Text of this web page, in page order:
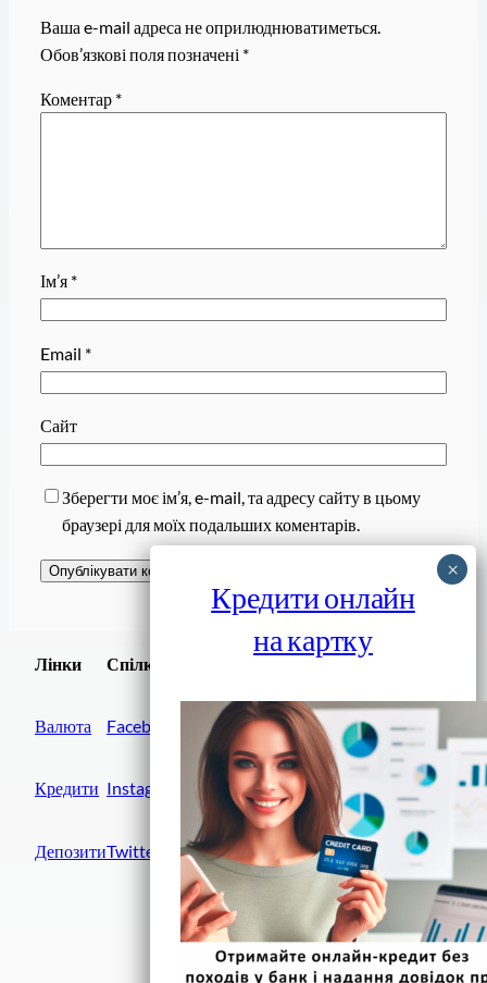
Ваша e-mail адреса не оприлюднюватиметься.
Обов’язкові поля позначені *
Коментар *
Ім’я *
Email *
Сайт
Зберегти моє ім’я, e-mail, та адресу сайту в цьому
браузері для моїх подальших коментарів.
Лінки
Валюта
Кредити
Депозити
Спілки
Facebook
Instagram
Twitter
Завантажити
Фінанси IN UA
вулиця Хрещатик, 14
Кредити онлайн
на картку